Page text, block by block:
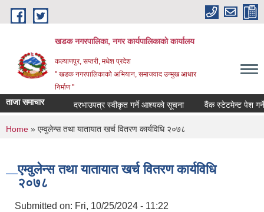
Skip to main content
खडक नगरपालिका, नगर कार्यपालिकाकाे कार्यालय
कल्याणपुर, सप्तरी, मधेश प्रदेश
" खडक नगरपालिकाको अभियान, समाजवाद उन्मुख आधार
निर्माण "
ताजा समाचार दरभाउपत्र स्वीकृत गर्ने आश्यको सूचना वैंक स्टेटमेन्ट पेश गर्ने
You are here
Home » एम्वुलेन्स तथा यातायात खर्च वितरण कार्यविधि २०७८
एम्वुलेन्स तथा यातायात खर्च वितरण कार्यविधि
२०७८
Submitted on: Fri, 10/25/2024 - 11:22